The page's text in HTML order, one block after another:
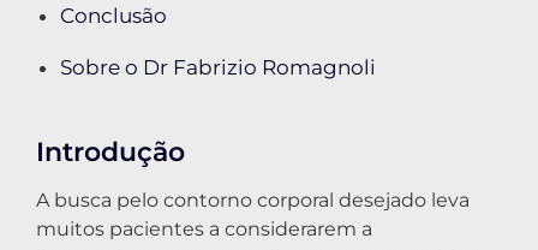
Conclusão
Sobre o Dr Fabrizio Romagnoli
Introdução
A busca pelo contorno corporal desejado leva
muitos pacientes a considerarem a